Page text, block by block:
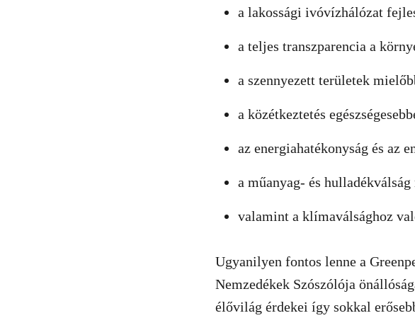
a lakossági ivóvízhálózat
a teljes transzparencia a
a szennyezett területek
a közétkeztetés
az energiahatékonyság és az
a műanyag- és
valamint a klímaválsághoz
Ugyanilyen fontos lenne a
Nemzedékek Szószólója
élővilág érdekei így sokkal